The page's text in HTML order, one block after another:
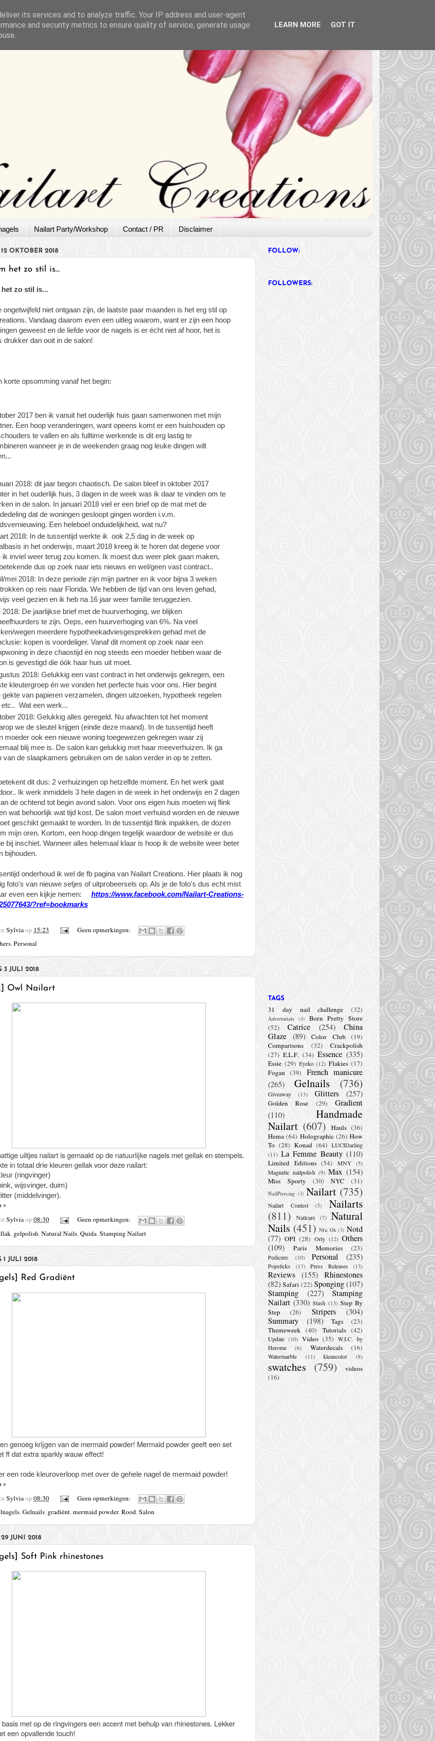
Nailart Party/Workshop Contact / PR Disclaimer
OKTOBER 2018
het zo stil is...
het zo stil is...
ongetwijfeld niet ontgaan zijn, de laatste paar maanden is het erg stil op
Vandaag daarom even een uitleg waarom, want er zijn een hoop
geweest en de liefde voor de nagels is er écht niet af hoor, het is
drukker dan ooit in de salon!
korte opsomming vanaf het begin:
2017 ben ik vanuit het ouderlijk huis gaan samenwonen met mijn
Een hoop veranderingen, want opeens komt er een huishouden op
te vallen en als fulltime werkende is dit erg lastig te
wanneer je in de weekenden graag nog leuke dingen wilt
2018: dit jaar begon chaotisch. De salon bleef in oktober 2017
in het ouderlijk huis, 3 dagen in de week was ik daar te vinden om te
in de salon. In januari 2018 viel er een brief op de mat met de
dat de woningen gesloopt gingen worden i.v.m.
Een heleboel onduidelijkheid, wat nu?
2018: In de tussentijd werkte ik ook 2,5 dag in de week op
in het onderwijs, maart 2018 kreeg ik te horen dat degene voor
ik inviel weer terug zou komen. Ik moest dus weer plek gaan maken,
dus op zoek naar iets nieuws en wel/geen vast contract..
mei 2018: In deze periode zijn mijn partner en ik voor bijna 3 weken
op reis naar Florida. We hebben de tijd van ons leven gehad,
veel gezien en ik heb na 16 jaar weer familie teruggezien.
2018: De jaarlijkse brief met de huurverhoging, we blijken
te zijn. Oeps, een huurverhoging van 6%. Na veel
wegen meerdere hypotheekadviesgesprekken gehad met de
kopen is voordeliger. Vanaf dit moment op zoek naar een
in deze chaostijd én nog steeds een moeder hebben waar de
is gevestigd die óók haar huis uit moet.
2018: Gelukkig een vast contract in het onderwijs gekregen, een
kleutergroep én we vonden het perfecte huis voor ons. Hier begint
gekte van papieren verzamelen, dingen uitzoeken, hypotheek regelen
etc.. Wat een werk...
2018: Gelukkig alles geregeld. Nu afwachten tot het moment
we de sleutel krijgen (einde deze maand). In de tussentijd heeft
moeder ook een nieuwe woning toegewezen gekregen waar zij
blij mee is. De salon kan gelukkig met haar meeverhuizen. Ik ga
van de slaapkamers gebruiken om de salon verder in op te zetten.
dit dus: 2 verhuizingen op hetzelfde moment. En het werk gaat
Ik werk inmiddels 3 hele dagen in de week in het onderwijs en 2 dagen
de ochtend tot begin avond salon. Voor ons eigen huis moeten wij flink
wat behoorlijk wat tijd kost. De salon moet verhuisd worden en de nieuwe
geschikt gemaakt te worden. In de tussentijd flink inpakken, de dozen
mijn oren. Kortom, een hoop dingen tegelijk waardoor de website er dus
bij inschiet. Wanneer alles helemaal klaar is hoop ik de website weer beter
bijhouden.
onderhoud ik wel de fb pagina van Nailart Creations. Hier plaats ik nog
foto's van nieuwe setjes of uitprobeersels op. Als je de foto's dus echt mist
even een kijkje nemen: https://www.facebook.com/Nailart-Creations-
?ref=bookmarks
Sylviaop 15:23
Geen opmerkingen:
,Personal
3 JULI 2018
Owl Nailart
uiltjes nailart is gemaakt op de natuurlijke nagels met gellak en stempels.
in totaal drie kleuren gellak voor deze nailart:
(ringvinger)
wijsvinger, duim)
(middelvinger).
»
Sylviaop08:30
Geen opmerkingen:
, gelpolish,Natural Nails,Quida,Stamping Nailart
1 JULI 2018
Red Gradiënt
genoeg krijgen van de mermaid powder! Mermaid powder geeft een set
ff dat extra sparkly wauw effect!
een rode kleuroverloop met over de gehele nagel de mermaid powder!
»
Sylviaop08:30
Geen opmerkingen:
,Gelnails, gradiënt,mermaid powder,Rood,Salon
JUNI 2018
Soft Pink rhinestones
met op de ringvingers een accent met behulp van rhinestones. Lekker
een opvallende touch!
FOLLOW:
FOLLOWERS:
TAGS
31 day nail challenge (32)
Advertorials (4)
Born Pretty Store
(52)
Catrice (254)
China
Glaze (89) Color Club
(19)
Comparisons
(32)
Crackpolish
(27) E.L.F. (34) Essence (335)
Essie (29) Eyeko (12) Flakies (17)
Fogan (39)
French manicure
(265)
Gelnails (736)
Giveaway (13) Glitters (257)
Golden Rose (29)
Gradient
(110)
Handmade
Nailart (607) Hauls (36)
Hema (64) Holographic (26) How
To (28) Konad (64) LUCIDarling
(11) La Femme Beauty (110)
Limited Editions (54) MNY (5)
Magnetic nailpolish (9) Max (154)
Miss Sporty (30) NYC (31)
NailPiercing (3) Nailart (735)
Nailart Contest (5)
Nailarts
(811)
Nailcare (7) Natural
Nails (451) Nfu Oh (3) Notd
(77) OPI (28) Orly (12) Others
(109)
Paris Memories (23)
Pedicure (10) Personal (235)
Popsticks (13) Press Releases (13)
Reviews (155) Rhinestones
(82) Safari (22) Sponging(107)
Stamping
(227)
Stamping
Nailart (330) Stash (13) Step By
Step
(26) Stripers
(304)
Summary
(198) Tags
(23)
Themeweek (40) Tutorials (42)
Update (10) Video (35) W.I.C. by
Herome
(6) Waterdecals (16)
Watermarble (11) kleancolor (8)
swatches (759)
videos
(16)
its services and to analyze traffic. Your IP address and user-agent
and security metrics to ensure quality of service, generate usage
LEARN MORE GOT IT